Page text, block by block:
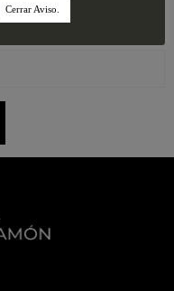
Cerrar Aviso.